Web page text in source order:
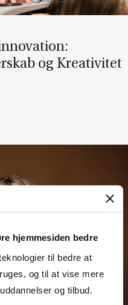
hjemmesiden bedre
til bedre at
og til at vise mere
og tilbud.
og Kre­a­ti­vi­tet